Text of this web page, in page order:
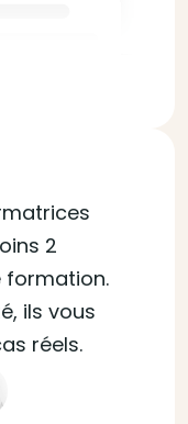
2
formation.
ils vous
réels.